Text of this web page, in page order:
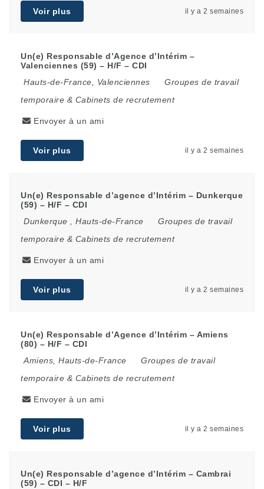
Voir plus il y a 2 semaines
Un(e) Responsable d’Agence d’Intérim –
Valenciennes (59) – H/F – CDI
Hauts-de-France
Valenciennes
Groupes de travail
temporaire & Cabinets de recrutement
Envoyer à un ami
Voir plus il y a 2 semaines
Un(e) Responsable d’agence d’Intérim – Dunkerque
(59) – H/F – CDI
Dunkerque
Hauts-de-France
Groupes de travail
temporaire & Cabinets de recrutement
Envoyer à un ami
Voir plus il y a 2 semaines
Un(e) Responsable d’Agence d’Intérim – Amiens
(80) – H/F – CDI
Amiens Hauts-de-France
Groupes de travail
temporaire & Cabinets de recrutement
Envoyer à un ami
Voir plus il y a 2 semaines
Un(e) Responsable d’agence d’Intérim – Cambrai
(59) – CDI – H/F